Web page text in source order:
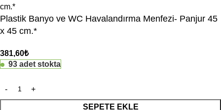
Plastik Banyo ve WC Havalandırma Menfezi- Panjur 45
x 45 cm.*
381,60₺
93 adet stokta
SEPETE EKLE